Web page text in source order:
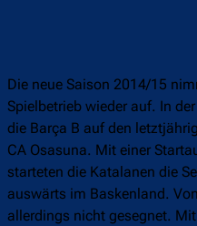
Die neue Saison 2014/15
Spielbetrieb wieder auf. In
die Barça B auf den
CA Osasuna. Mit einer
starteten die Katalanen die
auswärts im Baskenland.
allerdings nicht gesegnet.